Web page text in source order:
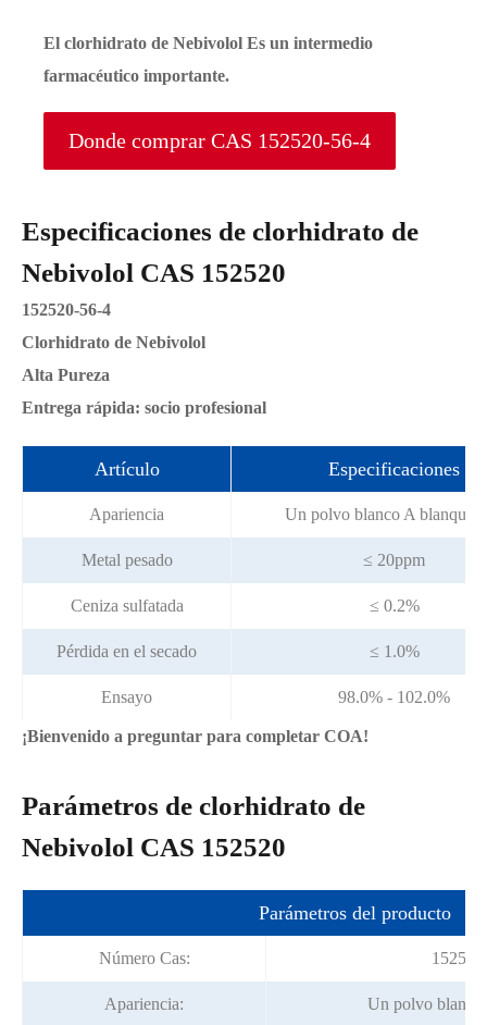
El clorhidrato de Nebivolol Es un intermedio
farmacéutico importante.
Donde comprar CAS 152520-56-4
Especificaciones de clorhidrato de
Nebivolol CAS 152520
152520-56-4
Clorhidrato de Nebivolol
Alta Pureza
Entrega rápida: socio profesional
Artículo Especificaciones
Apariencia Un polvo blanco A
Metal pesado ≤ 20ppm
Ceniza sulfatada ≤ 0.2%
Pérdida en el secado ≤ 1.0%
Ensayo 98.0% - 102.0%
¡Bienvenido a preguntar para completar COA!
Parámetros de clorhidrato de
Nebivolol CAS 152520
Parámetros del producto
Número Cas:
Apariencia: Un polvo blanco